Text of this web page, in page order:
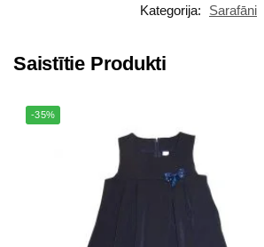
Kategorija:
Sarafāni
Saistītie Produkti
-35%